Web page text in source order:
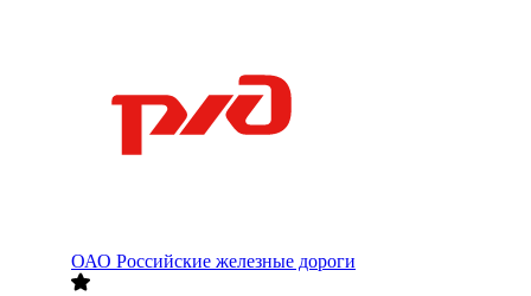
ОАО Российские железные дороги